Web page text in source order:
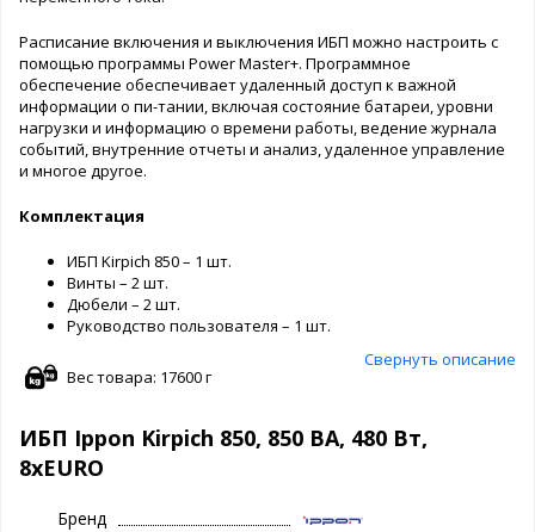
Расписание включения и выключения ИБП можно настроить с
помощью программы Power Master+. Программное
обеспечение обеспечивает удаленный доступ к важной
информации о пи-тании, включая состояние батареи, уровни
нагрузки и информацию о времени работы, ведение журнала
событий, внутренние отчеты и анализ, удаленное управление
и многое другое.
Комплектация
ИБП Kirpich 850 – 1 шт.
Винты – 2 шт.
Дюбели – 2 шт.
Руководство пользователя – 1 шт.
Свернуть описание
Вес товара: 17600 г
ИБП Ippon Kirpich 850, 850 ВA, 480 Вт,
8xEURO
Бренд